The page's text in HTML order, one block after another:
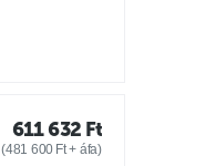
611 632 Ft
(481 600 Ft+ áfa)